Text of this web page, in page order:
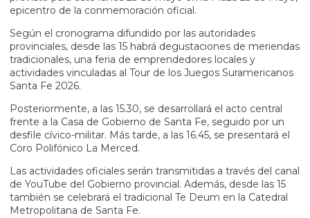
epicentro de la conmemoración oficial.
Según el cronograma difundido por las autoridades
provinciales, desde las 15 habrá degustaciones de meriendas
tradicionales, una feria de emprendedores locales y
actividades vinculadas al Tour de los Juegos Suramericanos
Santa Fe 2026.
Posteriormente, a las 15.30, se desarrollará el acto central
frente a la Casa de Gobierno de Santa Fe, seguido por un
desfile cívico-militar. Más tarde, a las 16.45, se presentará el
Coro Polifónico La Merced.
Las actividades oficiales serán transmitidas a través del canal
de YouTube del Gobierno provincial. Además, desde las 15
también se celebrará el tradicional Te Deum en la Catedral
Metropolitana de Santa Fe.